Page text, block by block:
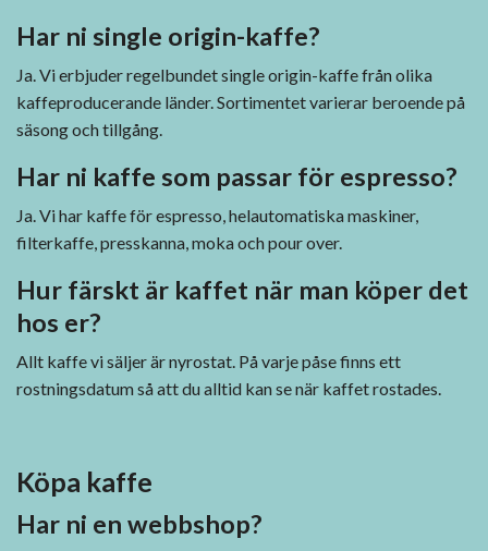
Har ni single origin-kaffe?
Ja. Vi erbjuder regelbundet single origin-kaffe från olika
kaffeproducerande länder. Sortimentet varierar beroende på
säsong och tillgång.
Har ni kaffe som passar för espresso?
Ja. Vi har kaffe för espresso, helautomatiska maskiner,
filterkaffe, presskanna, moka och pour over.
Hur färskt är kaffet när man köper det
hos er?
Allt kaffe vi säljer är nyrostat. På varje påse finns ett
rostningsdatum så att du alltid kan se när kaffet rostades.
Köpa kaffe
Har ni en webbshop?